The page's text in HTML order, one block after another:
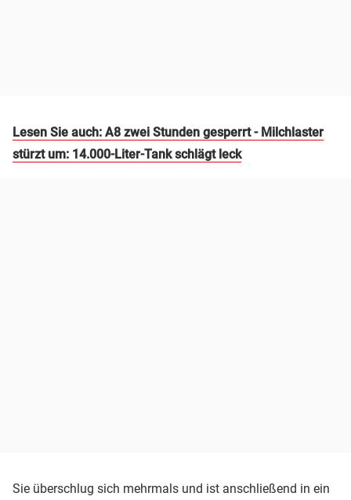
Lesen Sie auch: A8 zwei Stunden gesperrt - Milchlaster
stürzt um: 14.000-Liter-Tank schlägt leck
Sie überschlug sich mehrmals und ist anschließend in ein